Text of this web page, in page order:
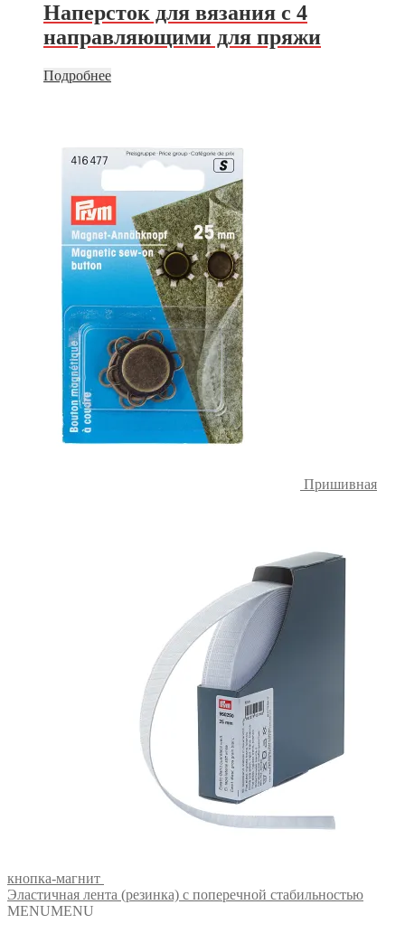
Наперсток для вязания с 4
направляющими для пряжи
Подробнее
Пришивная
кнопка-магнит
Эластичная лента (резинка) с поперечной стабильностью
MENUMENU